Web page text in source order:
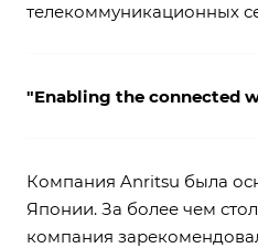
телекоммуникационных
"Enabling the connected
Компания Anritsu была
Японии. За более чем
компания